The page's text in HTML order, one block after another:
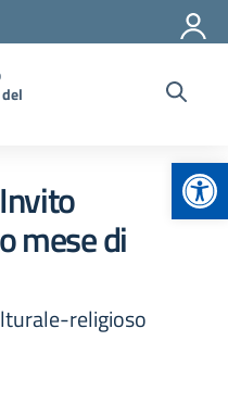
mese di
religioso